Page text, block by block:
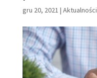
gru 20, 2021 | Aktualności